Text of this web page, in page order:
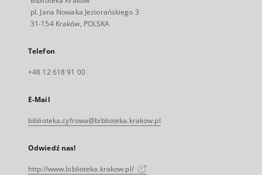
pl. Jana Nowaka Jeziorańskiego 3
31-154 Kraków, POLSKA
Telefon
+48 12 618 91 00
E-Mail
biblioteka.cyfrowa@biblioteka.krakow.pl
Odwiedź nas!
http://www.biblioteka.krakow.pl/